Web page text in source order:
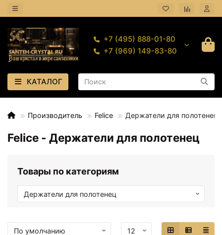
+7 (495) 888-01-80
+7 (969) 149-83-80
КАТАЛОГ
Производитель Felice Держатели для полотенец
Felice - Держатели для полотенец
Товары по категориям